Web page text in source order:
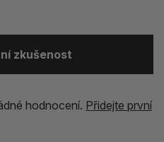
zkušenost
hodnocení. Přidejte první